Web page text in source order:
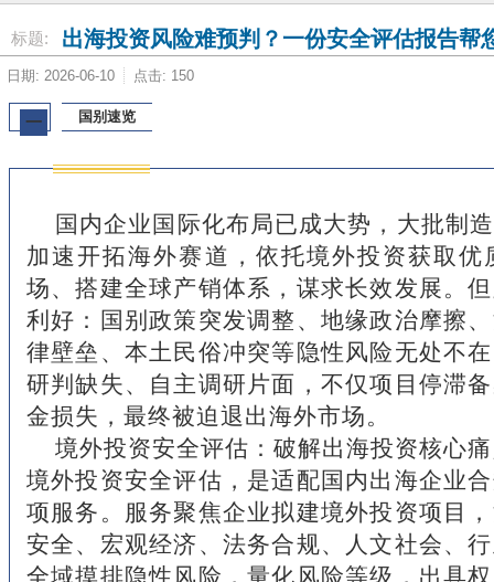
标题: 出海投资风险难预判？一份安全评估报告帮
日期: 2026-06-10 点击: 150
一 国别速览
国内企业国际化布局已成大势，大批制
加速开拓海外赛道，依托境外投资获取
场、搭建全球产销体系，谋求长效发展。
利好：国别政策突发调整、地缘政治摩擦
律壁垒、本土民俗冲突等隐性风险无处不
研判缺失、自主调研片面，不仅项目停滞
金损失，最终被迫退出海外市场。
境外投资安全评估：破解出海投资核心
境外投资安全评估，是适配国内出海企业
项服务。服务聚焦企业拟建境外投资项目
安全、宏观经济、法务合规、人文社会、
全域摸排隐性风险，量化风险等级，出具